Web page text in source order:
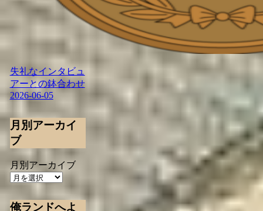
失礼なインタビュ
アーとの鉢合わせ
2026-06-05
月別アーカイ
ブ
月別アーカイブ
俺ランドへよ